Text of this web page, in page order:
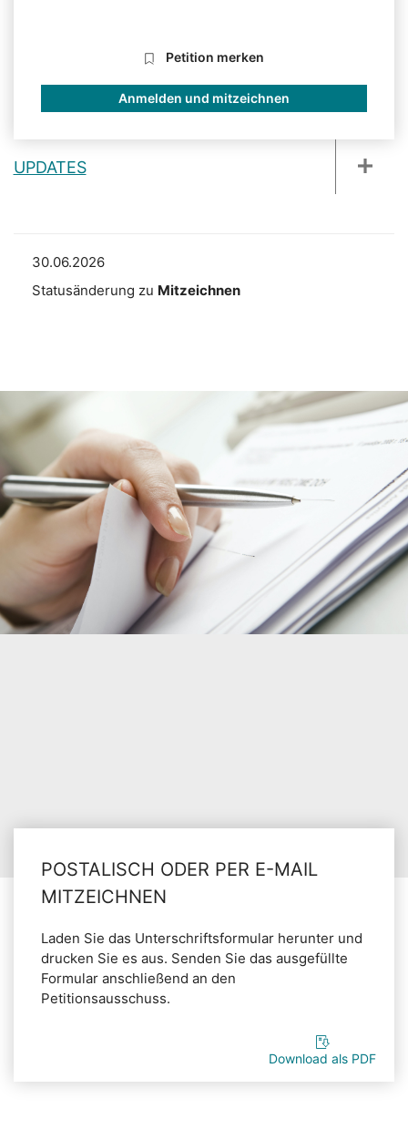
Petition merken
Anmelden und mitzeichnen
UPDATES
30.06.2026
Statusänderung zu Mitzeichnen
POSTALISCH ODER PER E-MAIL
MITZEICHNEN
Laden Sie das Unterschriftsformular herunter und
drucken Sie es aus. Senden Sie das ausgefüllte
Formular anschließend an den
Petitionsausschuss.
Download als PDF